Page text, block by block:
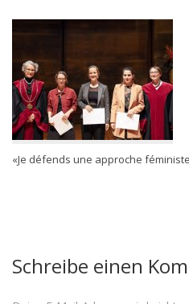
«Je défends une approche
Schreibe einen